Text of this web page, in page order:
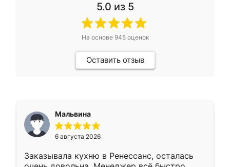
5.0 из 5
На основе 945оценок
Оставить отзыв
Мальвина
6 августа 2026
Заказывала кухню в Ренессанс, осталась